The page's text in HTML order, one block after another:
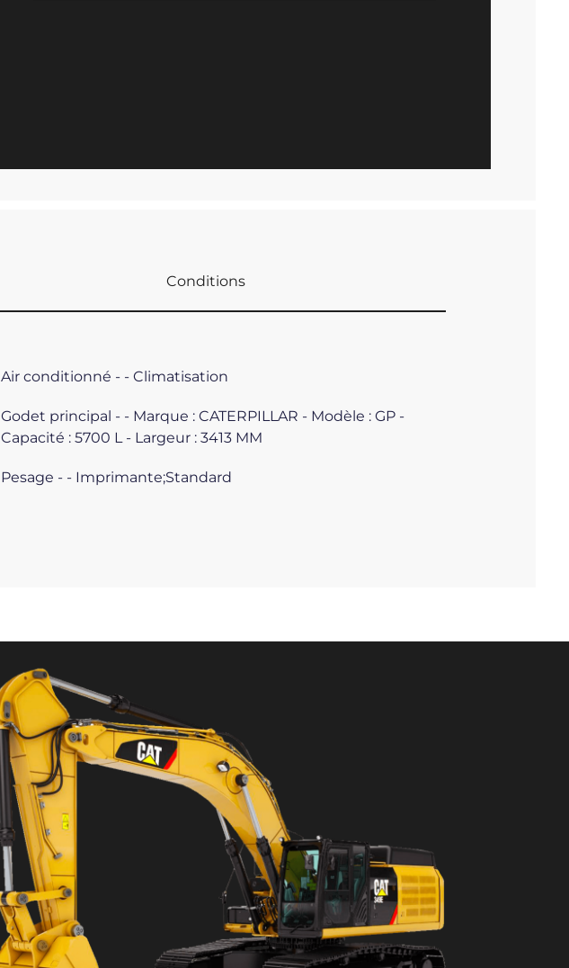
Conditions
Air conditionné - - Climatisation
Godet principal - - Marque : CATERPILLAR - Modèle : GP -
Capacité : 5700 L - Largeur : 3413 MM
Pesage - - Imprimante;Standard